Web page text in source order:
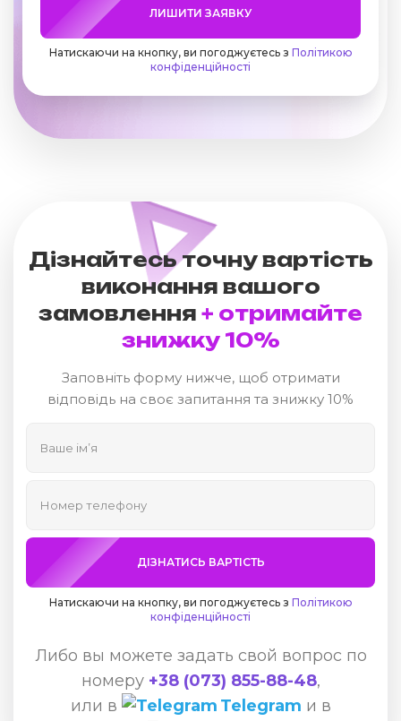
Натискаючи на кнопку, ви погоджуєтесь з Політикою
конфіденційності
ЛИШИТИ ЗАЯВКУ
Дізнайтесь точну вартість
виконання вашого
замовлення + отримайте
знижку 10%
Заповніть форму нижче, щоб отримати
відповідь на своє запитання та знижку 10%
ДІЗНАТИСЬ ВАРТІСТЬ
Натискаючи на кнопку, ви погоджуєтесь з Політикою
конфіденційності
Либо вы можете задать свой вопрос по
номеру +38 (073) 855-88-48,
или в
Telegram и в